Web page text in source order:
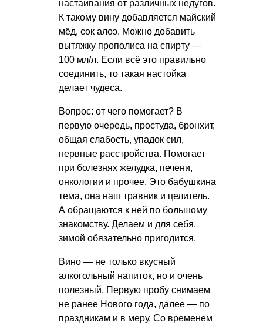
настаивания от различных недугов.
К такому вину добавляется майский
мёд, сок алоэ. Можно добавить
вытяжку прополиса на спирту —
100 мл/л. Если всё это правильно
соединить, то такая настойка
делает чудеса.
Вопрос: от чего помогает? В
первую очередь, простуда, бронхит,
общая слабость, упадок сил,
нервные расстройства. Помогает
при болезнях желудка, печени,
онкологии и прочее. Это бабушкина
тема, она наш травник и целитель.
А обращаются к ней по большому
знакомству. Делаем и для себя,
зимой обязательно пригодится.
Вино — не только вкусный
алкогольный напиток, но и очень
полезный. Первую пробу снимаем
не ранее Нового года, далее — по
праздникам и в меру. Со временем